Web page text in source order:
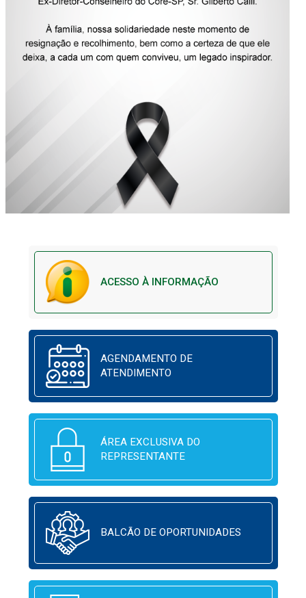
ACESSO À INFORMAÇÃO
AGENDAMENTO DE
ATENDIMENTO
ÁREA EXCLUSIVA DO
REPRESENTANTE
BALCÃO DE OPORTUNIDADES